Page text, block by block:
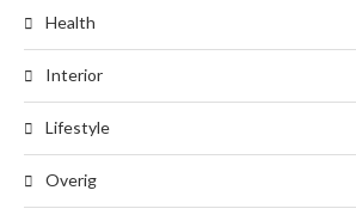
Health
Interior
Lifestyle
Overig